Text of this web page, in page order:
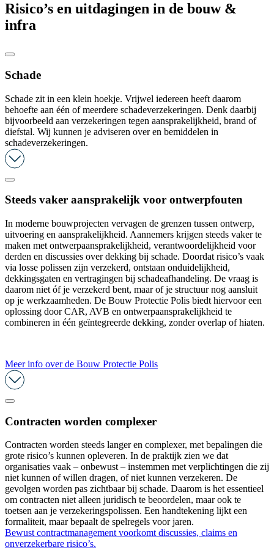
Risico’s en uitdagingen in de bouw &
infra
Schade
Schade zit in een klein hoekje. Vrijwel iedereen heeft daarom
behoefte aan één of meerdere schadeverzekeringen. Denk daarbij
bijvoorbeeld aan verzekeringen tegen aansprakelijkheid, brand of
diefstal. Wij kunnen je adviseren over en bemiddelen in
schadeverzekeringen.
Steeds vaker aansprakelijk voor ontwerpfouten
In moderne bouwprojecten vervagen de grenzen tussen ontwerp,
uitvoering en aansprakelijkheid. Aannemers krijgen steeds vaker te
maken met ontwerpaansprakelijkheid, verantwoordelijkheid voor
derden en discussies over dekking bij schade. Doordat risico’s vaak
via losse polissen zijn verzekerd, ontstaan onduidelijkheid,
dekkingsgaten en vertragingen bij schadeafhandeling. De vraag is
daarom niet óf je verzekerd bent, maar of je structuur nog aansluit
op je werkzaamheden. De Bouw Protectie Polis biedt hiervoor een
oplossing door CAR, AVB en ontwerpaansprakelijkheid te
combineren in één geïntegreerde dekking, zonder overlap of hiaten.
Meer info over de Bouw Protectie Polis
Contracten worden complexer
Contracten worden steeds langer en complexer, met bepalingen die
grote risico’s kunnen opleveren. In de praktijk zien we dat
organisaties vaak – onbewust – instemmen met verplichtingen die zij
niet kunnen of willen dragen, of niet kunnen verzekeren. De
gevolgen worden pas zichtbaar bij schade. Daarom is het essentieel
om contracten niet alleen juridisch te beoordelen, maar ook te
toetsen aan je verzekeringspolissen. Een handtekening lijkt een
formaliteit, maar bepaalt de spelregels voor jaren.
Bewust contractmanagement voorkomt discussies, claims en
onverzekerbare risico’s.